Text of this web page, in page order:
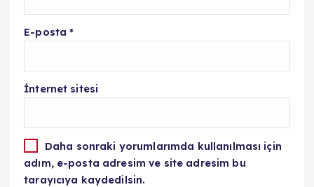
E-posta*
İnternet sitesi
Daha sonraki yorumlarımda kullanılması için
adım, e-posta adresim ve site adresim bu
tarayıcıya kaydedilsin.